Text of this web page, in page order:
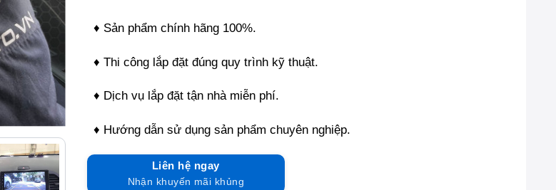
♦ Sản phẩm chính hãng 100%.
♦ Thi công lắp đặt đúng quy trình kỹ thuật.
♦ Dịch vụ lắp đặt tận nhà miễn phí.
♦ Hướng dẫn sử dụng sản phẩm chuyên nghiệp.
Liên hệ ngay
Nhận khuyến mãi khủng